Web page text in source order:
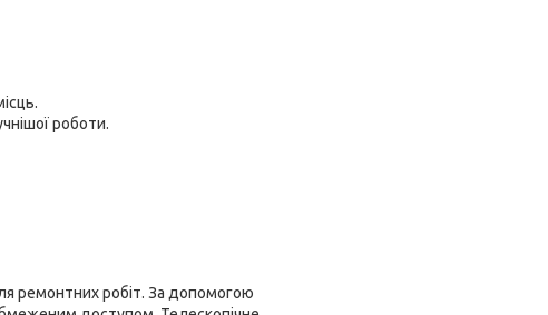
роботи.
ремонтних робіт. За допомогою